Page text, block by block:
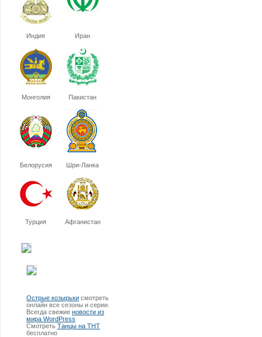
Индия Иран
Монголия Пакистан
Белорусия Шри-Ланка
Турция Афганистан
Острые козырьки смотреть
онлайн все сезоны и серии.
Всегда свежие новости из
мира WordPress
Смотреть Танцы на ТНТ
бесплатно